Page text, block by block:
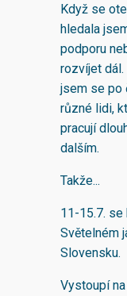
Když se
hledala
podporu
rozvíjet
jsem se po
různé lidi,
pracují
dalším.
Takže...
11-15.7. se
Světelném
Slovensku.
Vystoupí